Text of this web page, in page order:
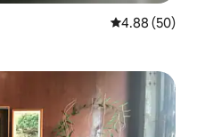
Penarafan
4.88 (50)